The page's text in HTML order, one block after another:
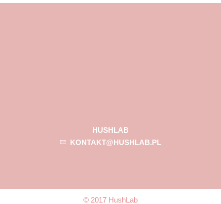
HUSHLAB
KONTAKT@HUSHLAB.PL
© 2017 HushLab